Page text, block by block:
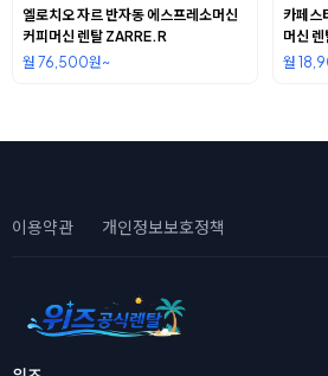
엘로치오 자르 반자동 에스프레소머신
커피머신 렌탈 ZARRE.R
월 76,500원~
카페스
머신 렌
월
이용약관 개인정보보호정책